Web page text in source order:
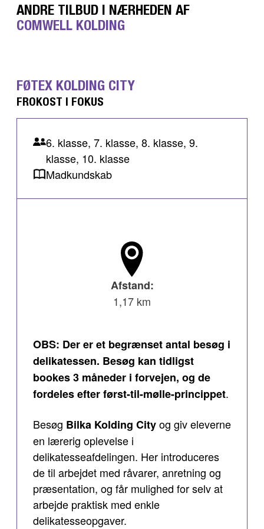
ANDRE TILBUD I NÆRHEDEN AF
COMWELL KOLDING
FØTEX KOLDING CITY
FROKOST I FOKUS
6. klasse, 7. klasse, 8. klasse, 9.
klasse, 10. klasse
Madkundskab
Afstand:
1,17 km
OBS: Der er et begrænset antal besøg i
delikatessen. Besøg kan tidligst
bookes 3 måneder i forvejen, og de
fordeles efter først-til-mølle-princippet.
Besøg Bilka Kolding Cityog giv eleverne
en lærerig oplevelse i
delikatesseafdelingen. Her introduceres
de til arbejdet med råvarer, anretning og
præsentation, og får mulighed for selv at
arbejde praktisk med enkle
delikatesseopgaver.